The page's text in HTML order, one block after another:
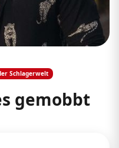
Schlagerwelt
gemobbt